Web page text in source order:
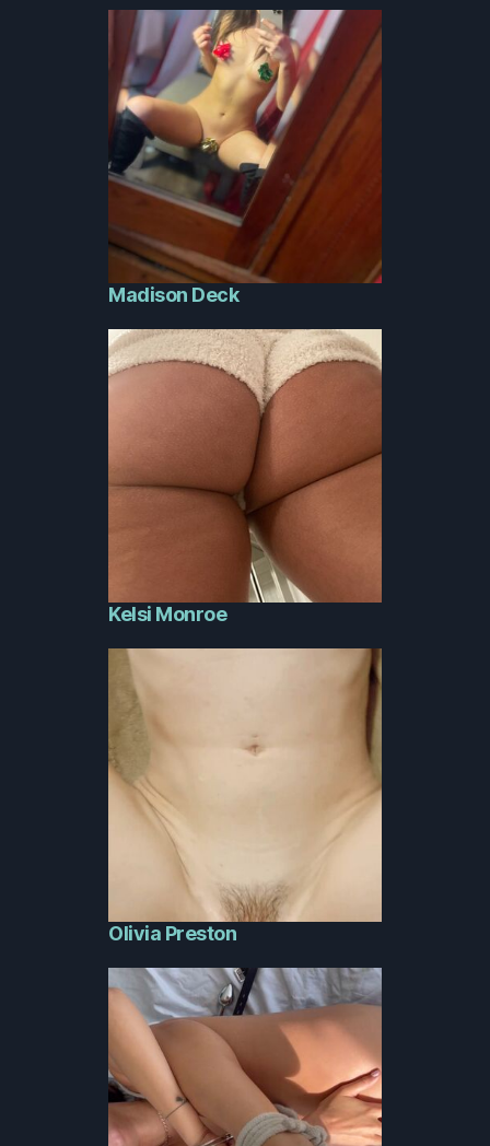
Madison Deck
Kelsi Monroe
Olivia Preston